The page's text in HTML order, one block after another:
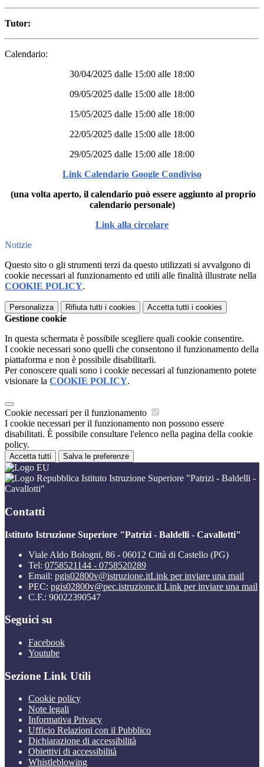
Tutor:
Calendario:
30/04/2025 dalle 15:00 alle 18:00
09/05/2025 dalle 15:00 alle 18:00
15/05/2025 dalle 15:00 alle 18:00
22/05/2025 dalle 15:00 alle 18:00
29/05/2025 dalle 15:00 alle 18:00
Link Calendario Google Condiviso
(una volta aperto, il calendario può essere aggiunto al proprio
calendario personale)
Link alla circolare
Notizie
Questo sito o gli strumenti terzi da questo utilizzati si avvalgono di
cookie necessari al funzionamento ed utili alle finalità illustrate nella
COOKIE POLICY.
Personalizza Rifiuta tutti i cookies Accetta tutti i cookies
Gestione cookie
In questa schermata è possibile scegliere quali cookie consentire.
I cookie necessari sono quelli che consentono il funzionamento della
piattaforma e non è possibile disabilitarli.
Per conoscere quali sono i cookie necessari al funzionamento potete
visionare la COOKIE POLICY.
Cookie necessari per il funzionamento
I cookie necessari per il funzionamento non possono essere
disabilitati. È possibile consultare l'elenco nella pagina della cookie
policy.
Accetta tutti Salva le preferenze
Istituto Istruzione Superiore "Patrizi - Baldelli -
Cavallotti"
Contatti
Istituto Istruzione Superiore "Patrizi - Baldelli - Cavallotti"
Viale Aldo Bologni, 86 - 06012 Città di Castello (PG)
Tel: 0758521144 - 0758520289
Email: pgis02800v@istruzione.itLink per inviare una mail
PEC: pgis02800v@pec.istruzione.it Link per inviare una mail
C.F.: 90022390547
Seguici su
Facebook
Youtube
Sezione Link Utili
Cookie policy
Note legali
Informativa Privacy
Ufficio Relazioni con il Pubblico
Dichiarazione di accessibilità
Obiettivi di accessibilità
Whistleblowing